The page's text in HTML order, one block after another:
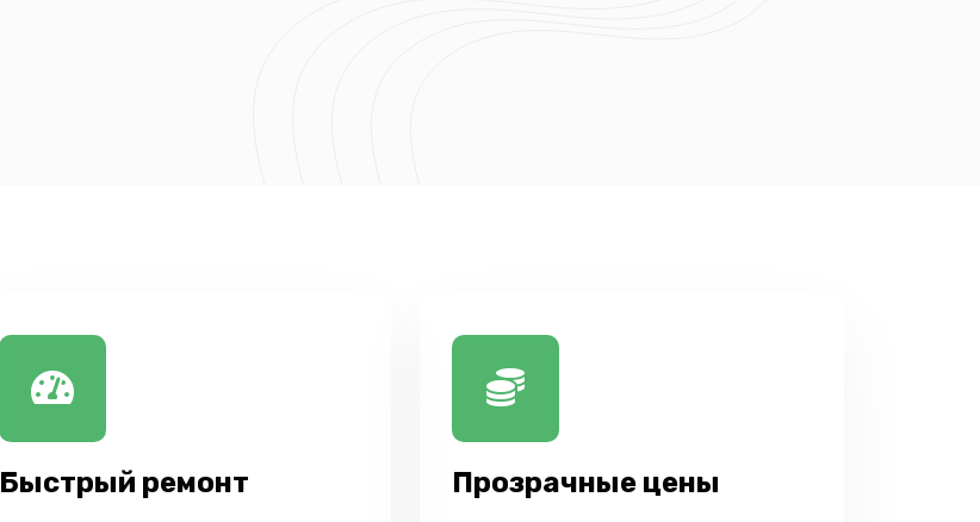
Быстрый ремонт Прозрачные цены